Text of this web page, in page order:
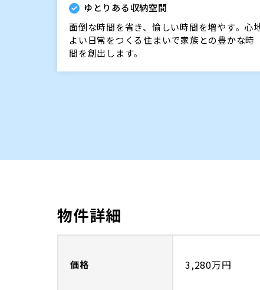
ゆとりある収納空間
面倒な時間を省き、愉しい時間を増やす。心
よい日常をつくる住まいで家族との豊かな時
間を創出します。
物件詳細
価格 3,280万円